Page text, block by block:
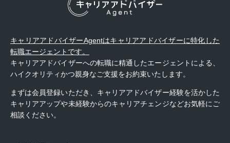
キャリアアドバイザーAgentはキャリアアドバイザーに特化した
転職エージェントです。
キャリアアドバイザーへの転職に精通したエージェントによる、
ハイクオリティかつ親身なご支援をお約束いたします。
まずは会員登録いただき、キャリアアドバイザー経験を活かした
キャリアアップや未経験からのキャリアチェンジなどお気軽にご
相談ください。